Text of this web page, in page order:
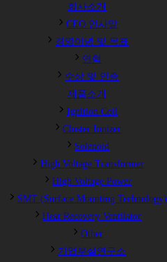
회사소개
CEO 인사말
경영이념 및 목표
연혁
수상 및 인증
제품소개
Ignition Coil
Cluster Ionizer
Solenoid
High Voltage Transformer
High Voltage Power
SMT (Surface Mounting Technology)
Heat Recovery Ventilator
Other
기업부설연구소